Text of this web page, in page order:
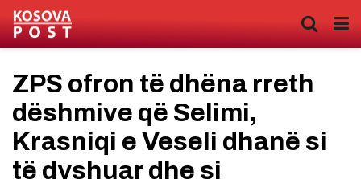
ZPS ofron të dhëna rreth
dëshmive që Selimi,
Krasniqi e Veseli dhanë si
të dyshuar dhe si